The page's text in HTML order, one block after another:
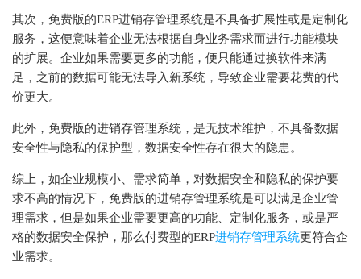
其次，免费版的ERP进销存管理系统是不具备扩展性或是定制化
服务，这便意味着企业无法根据自身业务需求而进行功能模块
的扩展。企业如果需要更多的功能，便只能通过换软件来满
足，之前的数据可能无法导入新系统，导致企业需要花费的代
价更大。
此外，免费版的进销存管理系统，是无技术维护，不具备数据
安全性与隐私的保护型，数据安全性存在很大的隐患。
综上，如企业规模小、需求简单，对数据安全和隐私的保护要
求不高的情况下，免费版的进销存管理系统是可以满足企业管
理需求，但是如果企业需要更高的功能、定制化服务，或是严
格的数据安全保护，那么付费型的ERP进销存管理系统更符合企
业需求。